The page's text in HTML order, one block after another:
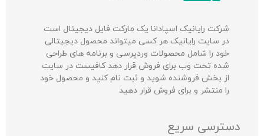
شرکت‌ رایانیک اسپادانا یک مارکت فایل دیجیتال است
در سایت رایانیک هر کسی میتواند محصول دیجیتالی
خود را شامل محصولات وردپرسی و برنامه های طراحی
شده تحت وب برای فروش قرار دهد کافیست در سایت
از بخش فروشنده شوید و ثبت نام کنید و محصول خود
را منتشر و برای فروش قرار دهید
دسترسی سریع